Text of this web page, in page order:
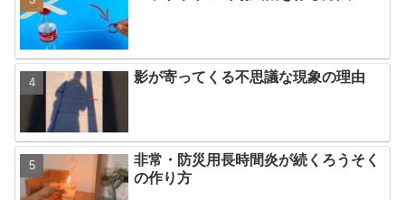
影が寄ってくる不思議な現象の理由
非常・防災用長時間炎が続くろうそく
の作り方